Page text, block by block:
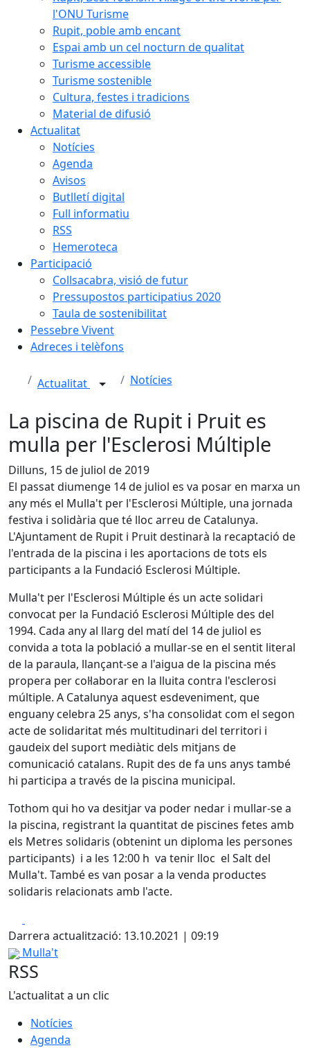
l'ONU Turisme
Rupit, poble amb encant
Espai amb un cel nocturn de qualitat
Turisme accessible
Turisme sostenible
Cultura, festes i tradicions
Material de difusió
Actualitat
Notícies
Agenda
Avisos
Butlletí digital
Full informatiu
RSS
Hemeroteca
Participació
Collsacabra, visió de futur
Pressupostos participatius 2020
Taula de sostenibilitat
Pessebre Vivent
Adreces i telèfons
Actualitat Notícies
La piscina de Rupit i Pruit es
mulla per l'Esclerosi Múltiple
Dilluns, 15 de juliol de 2019
El passat diumenge 14 de juliol es va posar en marxa un
any més el Mulla't per l'Esclerosi Múltiple, una jornada
festiva i solidària que té lloc arreu de Catalunya.
L'Ajuntament de Rupit i Pruit destinarà la recaptació de
l'entrada de la piscina i les aportacions de tots els
participants a la Fundació Esclerosi Múltiple.
Mulla't per l'Esclerosi Múltiple és un acte solidari
convocat per la Fundació Esclerosi Múltiple des del
1994. Cada any al llarg del matí del 14 de juliol es
convida a tota la població a mullar-se en el sentit literal
de la paraula, llançant-se a l'aigua de la piscina més
propera per col·laborar en la lluita contra l'esclerosi
múltiple. A Catalunya aquest esdeveniment, que
enguany celebra 25 anys, s'ha consolidat com el segon
acte de solidaritat més multitudinari del territori i
gaudeix del suport mediàtic dels mitjans de
comunicació catalans. Rupit des de fa uns anys també
hi participa a través de la piscina municipal.
Tothom qui ho va desitjar va poder nedar i mullar-se a
la piscina, registrant la quantitat de piscines fetes amb
els Metres solidaris (obtenint un diploma les persones
participants) i a les 12:00 h va tenir lloc el Salt del
Mulla't. També es van posar a la venda productes
solidaris relacionats amb l'acte.
Darrera actualització: 13.10.2021 | 09:19
Mulla't
RSS
L'actualitat a un clic
Notícies
Agenda